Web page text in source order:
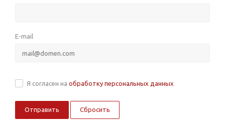
E-mail
Я согласен на обработку персональных данных
Сбросить